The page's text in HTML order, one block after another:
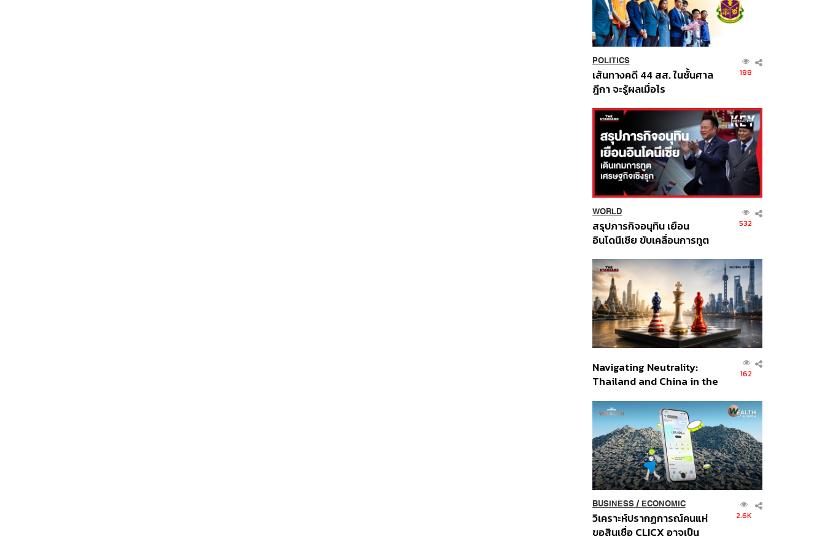
POLITICS
เส้นทางคดี 44 สส. ในชั้นศาล
ฎีกา จะรู้ผลเมื่อไร
188
WORLD
สรุปภารกิจอนุทิน เยือน
อินโดนีเซีย ขับเคลื่อนการทูต
ส่วนยุทธศาสตร์ไทย –
อินโดนีเซีย
532
Navigating Neutrality:
Thailand and China in the
Order
162
BUSINESS/ ECONOMIC
วิเคราะห์ปรากฏการณ์คนแห่
ขอสินเชื่อ CLICX อาจเป็น
2.6K